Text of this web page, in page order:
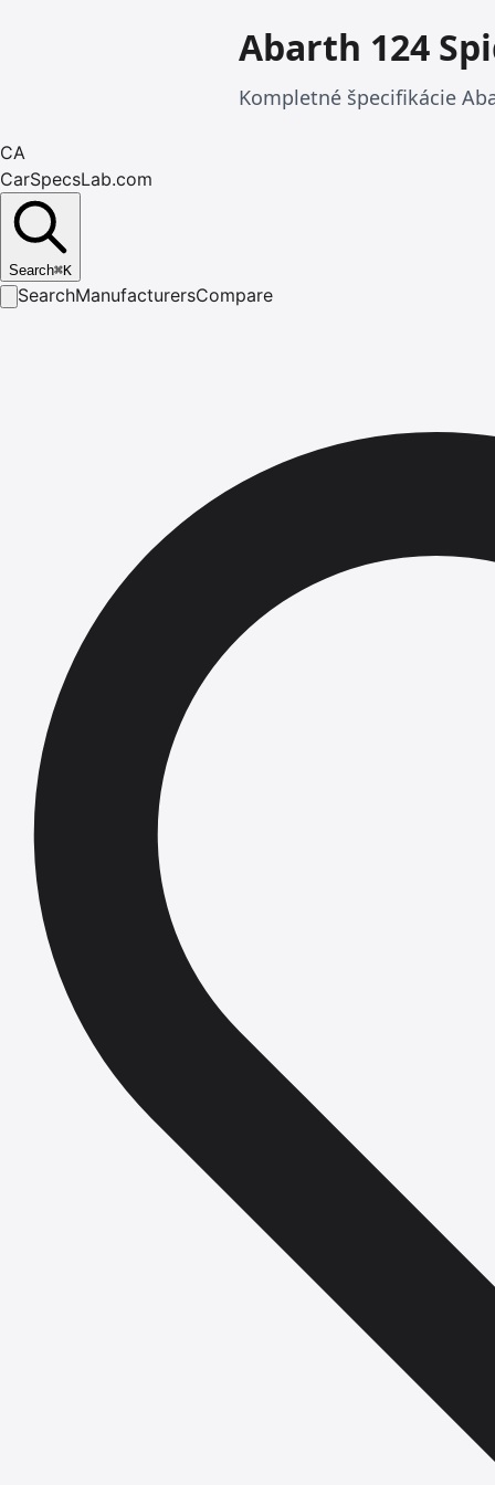
Abarth 124
Kompletné špecifikácie
CA
CarSpecsLab.com
Search⌘K
SearchManufacturersCompare